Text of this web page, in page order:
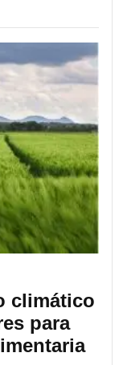
climático
para